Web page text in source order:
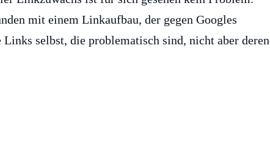
mit einem Linkaufbau, der gegen Googles
selbst, die problematisch sind, nicht aber deren